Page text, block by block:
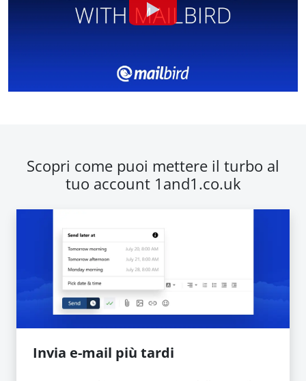
Scopri come puoi mettere il turbo al
tuo account 1and1.co.uk
Invia e-mail più tardi